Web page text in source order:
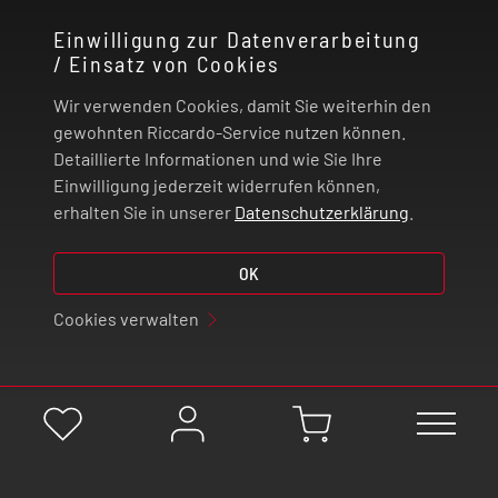
Einwilligung zur Datenverarbeitung
/ Einsatz von Cookies
Wir verwenden Cookies, damit Sie weiterhin den
gewohnten Riccardo-Service nutzen können.
Detaillierte Informationen und wie Sie Ihre
Einwilligung jederzeit widerrufen können,
erhalten Sie in unserer Datenschutzerklärung
OK
Cookies verwalten
RECHTLICHES
ZAHLUNG UND VERSAND
VERTRAG WIDERRUFEN
© 2026 | Riccardo Onlinestore GmbH